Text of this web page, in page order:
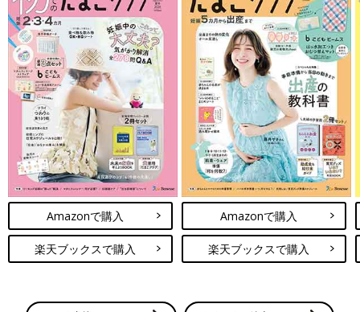
Amazonで購入
楽天ブックスで購入
Amazonで購入
楽天ブックスで購入